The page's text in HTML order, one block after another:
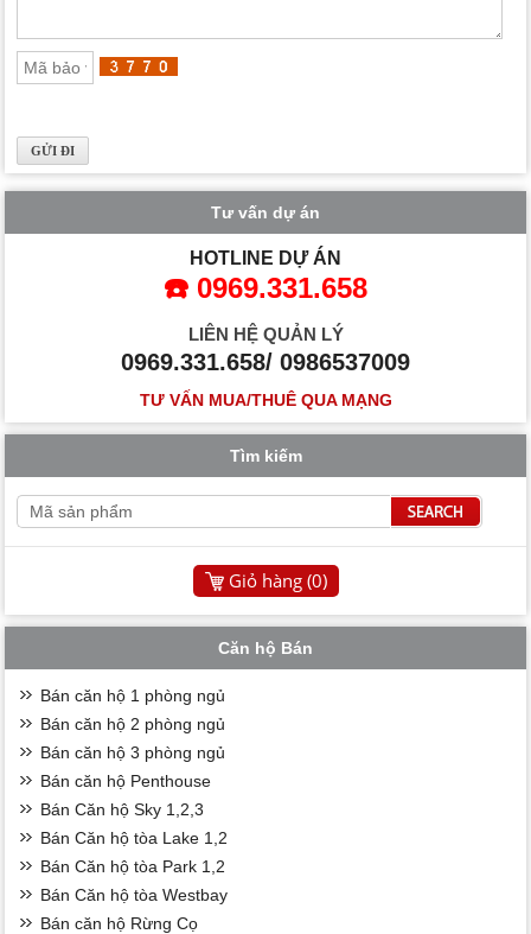
Tư vấn dự án
HOTLINE DỰ ÁN
☎️ 0969.331.658
LIÊN HỆ QUẢN LÝ
0969.331.658/ 0986537009
TƯ VẤN MUA/THUÊ QUA MẠNG
Tìm kiếm
Giỏ hàng (0)
Căn hộ Bán
Bán căn hộ 1 phòng ngủ
Bán căn hộ 2 phòng ngủ
Bán căn hộ 3 phòng ngủ
Bán căn hộ Penthouse
Bán Căn hộ Sky 1,2,3
Bán Căn hộ tòa Lake 1,2
Bán Căn hộ tòa Park 1,2
Bán Căn hộ tòa Westbay
Bán căn hộ Rừng Cọ